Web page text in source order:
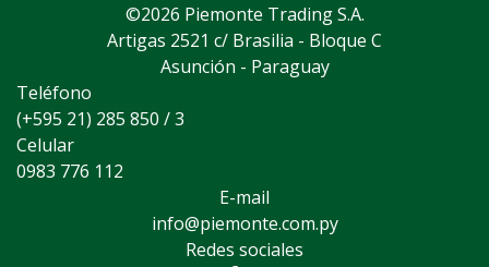
©2026 Piemonte Trading S.A.
Artigas 2521 c/ Brasilia - Bloque C
Asunción - Paraguay
Teléfono
(+595 21) 285 850 / 3
Celular
0983 776 112
E-mail
info@piemonte.com.py
Redes sociales